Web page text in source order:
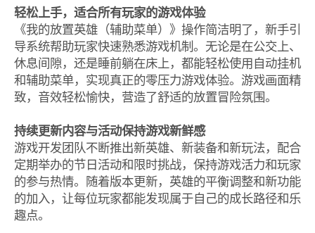
轻松上手，适合所有玩家的游戏体验
《我的放置英雄（辅助菜单）》操作简洁明了，新手引
导系统帮助玩家快速熟悉游戏机制。无论是在公交上、
休息间隙，还是睡前躺在床上，都能轻松使用自动挂机
和辅助菜单，实现真正的零压力游戏体验。游戏画面精
致，音效轻松愉快，营造了舒适的放置冒险氛围。
持续更新内容与活动保持游戏新鲜感
游戏开发团队不断推出新英雄、新装备和新玩法，配合
定期举办的节日活动和限时挑战，保持游戏活力和玩家
的参与热情。随着版本更新，英雄的平衡调整和新功能
的加入，让每位玩家都能发现属于自己的成长路径和乐
趣点。